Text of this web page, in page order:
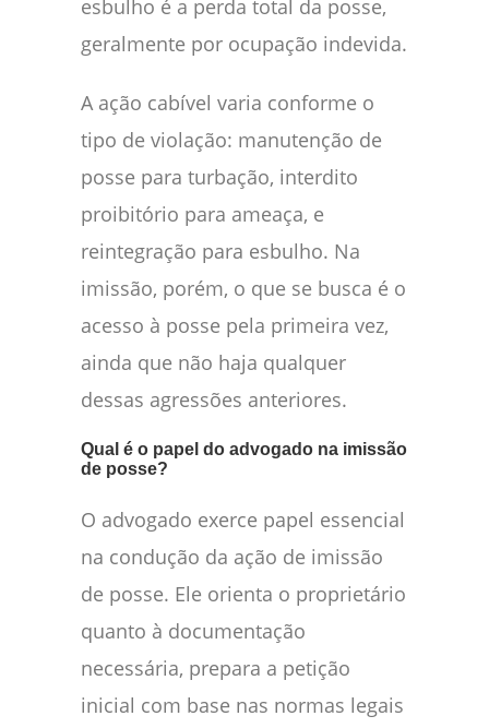
esbulho é a perda total da posse,
geralmente por ocupação indevida.
A ação cabível varia conforme o
tipo de violação: manutenção de
posse para turbação, interdito
proibitório para ameaça, e
reintegração para esbulho. Na
imissão, porém, o que se busca é o
acesso à posse pela primeira vez,
ainda que não haja qualquer
dessas agressões anteriores.
Qual é o papel do advogado na imissão
de posse?
O advogado exerce papel essencial
na condução da ação de imissão
de posse. Ele orienta o proprietário
quanto à documentação
necessária, prepara a petição
inicial com base nas normas legais